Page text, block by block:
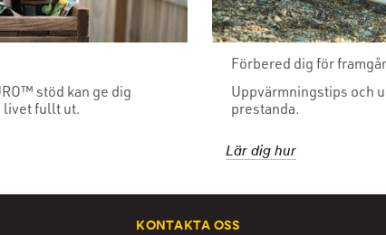
stöd kan ge dig
livet fullt ut.
Förbered dig för
Uppvärmningstips och
prestanda.
Lär dig hur
KONTAKTA OSS